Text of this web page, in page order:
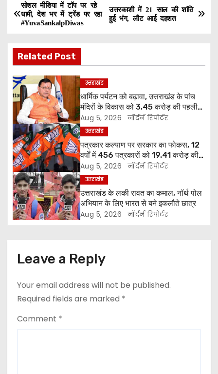
P
o
s
t
n
a
v
i
g
a
t
o
उत्तरकाशी में 21 साल की शांति
हुई भंग, लौट आई दहशत
सोशल मीडिया में टॉप पर रहे
धामी, देश भर में ट्रेंड पर रहा
#YuvaSankalpDiwas
Related Post
उत्तराखंड
धार्मिक पर्यटन को बढ़ावा, उत्तराखंड के पांच
मंदिरों के विकास को 3.45 करोड़ की पहली
किस्त मंजूर
Aug 5, 2026 नॉर्दर्न रिपोर्टर
उत्तराखंड
पत्रकार कल्याण पर सरकार का फोकस, 12
वर्षों में 456 पत्रकारों को 19.41 करोड़ की
सहायता
Aug 5, 2026 नॉर्दर्न रिपोर्टर
उत्तराखंड
उत्तराखंड के लकी रावत का कमाल, नॉर्थ पोल
अभियान के लिए भारत से बने इकलौते छात्र
Aug 5, 2026 नॉर्दर्न रिपोर्टर
Leave a Reply
Your email address will not be published.
Required fields are marked *
Comment *